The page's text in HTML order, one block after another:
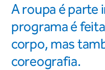
A roupa é parte
programa é
corpo, mas
coreografia.